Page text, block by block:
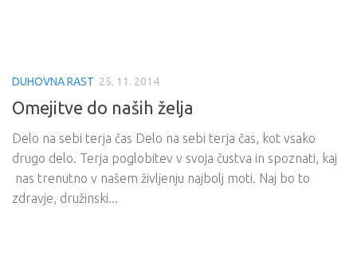
DUHOVNA RAST 25. 11. 2014
Omejitve do naših želja
Delo na sebi terja čas Delo na sebi terja čas, kot vsako
drugo delo. Terja poglobitev v svoja čustva in spoznati, kaj
nas trenutno v našem življenju najbolj moti. Naj bo to
zdravje, družinski...